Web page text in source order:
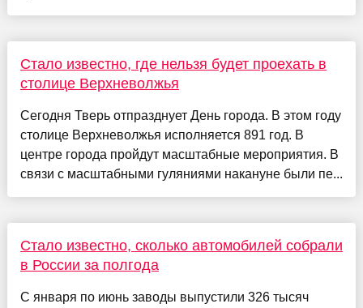
Стало известно, где нельзя будет проехать в
столице Верхневолжья
Сегодня Тверь отпразднует День города. В этом году
столице Верхневолжья исполняется 891 год. В
центре города пройдут масштабные мероприятия. В
связи с масштабными гуляниями накануне были пе...
Стало известно, сколько автомобилей собрали
в России за полгода
С января по июнь заводы выпустили 326 тысяч